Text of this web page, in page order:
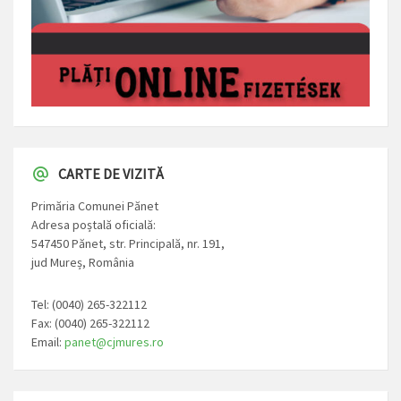
CARTE DE VIZITĂ
Primăria Comunei Pănet
Adresa poștală oficială:
547450 Pănet, str. Principală, nr. 191,
jud Mureș, România
Tel: (0040) 265-322112
Fax: (0040) 265-322112
Email: panet@cjmures.ro